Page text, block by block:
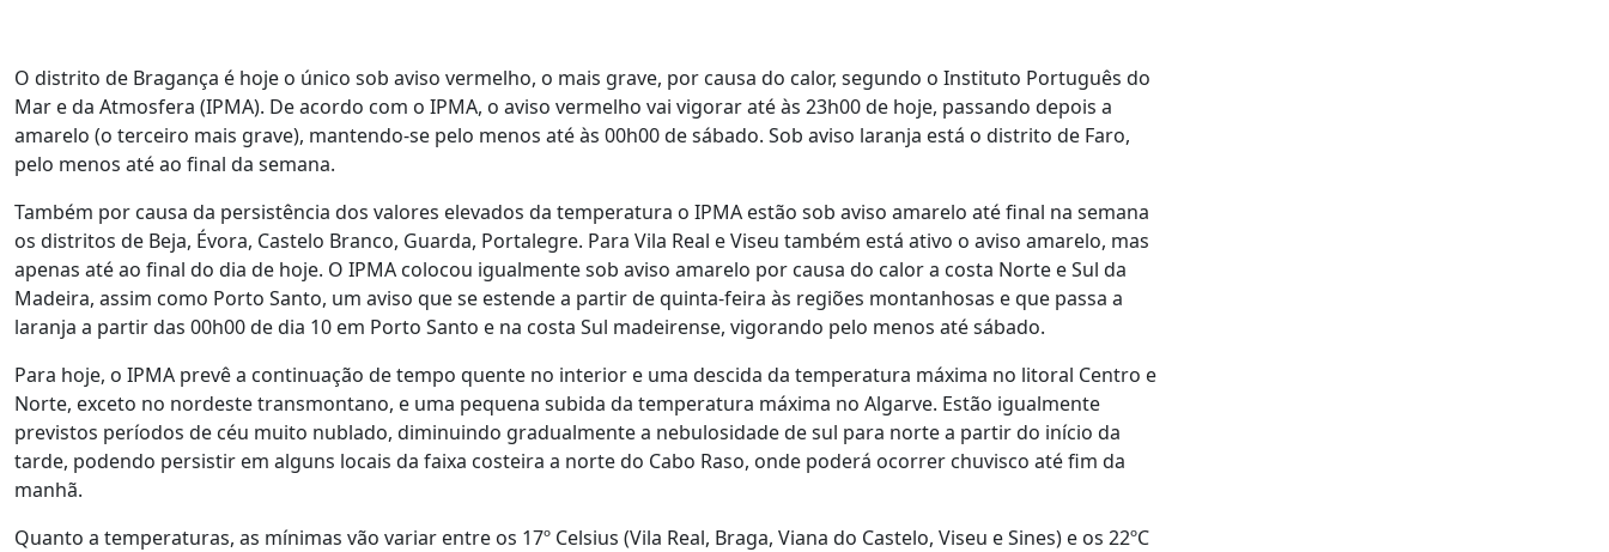
O distrito de Bragança é hoje o único sob aviso vermelho, o mais grave, por causa do calor, segundo o Instituto Português do
Mar e da Atmosfera (IPMA). De acordo com o IPMA, o aviso vermelho vai vigorar até às 23h00 de hoje, passando depois a
amarelo (o terceiro mais grave), mantendo-se pelo menos até às 00h00 de sábado. Sob aviso laranja está o distrito de Faro,
pelo menos até ao final da semana.
Também por causa da persistência dos valores elevados da temperatura o IPMA estão sob aviso amarelo até final na semana
os distritos de Beja, Évora, Castelo Branco, Guarda, Portalegre. Para Vila Real e Viseu também está ativo o aviso amarelo, mas
apenas até ao final do dia de hoje. O IPMA colocou igualmente sob aviso amarelo por causa do calor a costa Norte e Sul da
Madeira, assim como Porto Santo, um aviso que se estende a partir de quinta-feira às regiões montanhosas e que passa a
laranja a partir das 00h00 de dia 10 em Porto Santo e na costa Sul madeirense, vigorando pelo menos até sábado.
Para hoje, o IPMA prevê a continuação de tempo quente no interior e uma descida da temperatura máxima no litoral Centro e
Norte, exceto no nordeste transmontano, e uma pequena subida da temperatura máxima no Algarve. Estão igualmente
previstos períodos de céu muito nublado, diminuindo gradualmente a nebulosidade de sul para norte a partir do início da
tarde, podendo persistir em alguns locais da faixa costeira a norte do Cabo Raso, onde poderá ocorrer chuvisco até fim da
manhã.
Quanto a temperaturas, as mínimas vão variar entre os 17º Celsius (Vila Real, Braga, Viana do Castelo, Viseu e Sines) e os 22ºC